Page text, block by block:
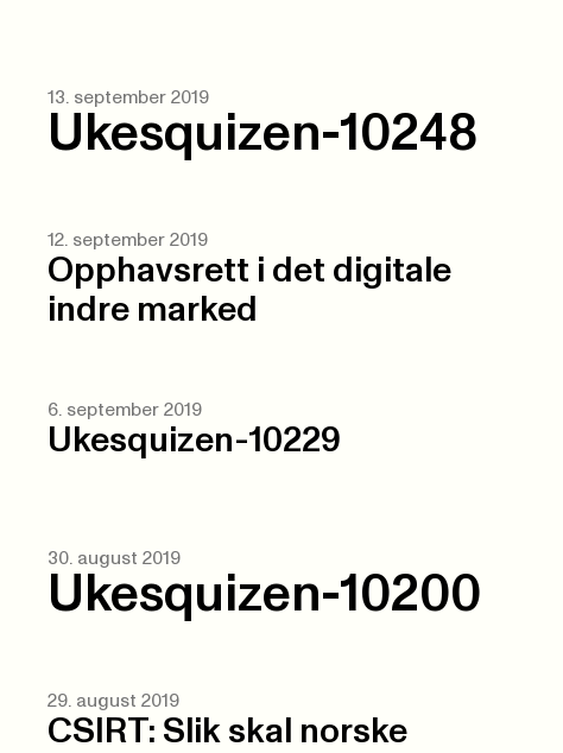
13. september 2019
Ukesquizen-10248
12. september 2019
Opphavsrett i det digitale
indre marked
6. september 2019
Ukesquizen-10229
30. august 2019
Ukesquizen-10200
29. august 2019
CSIRT: Slik skal norske